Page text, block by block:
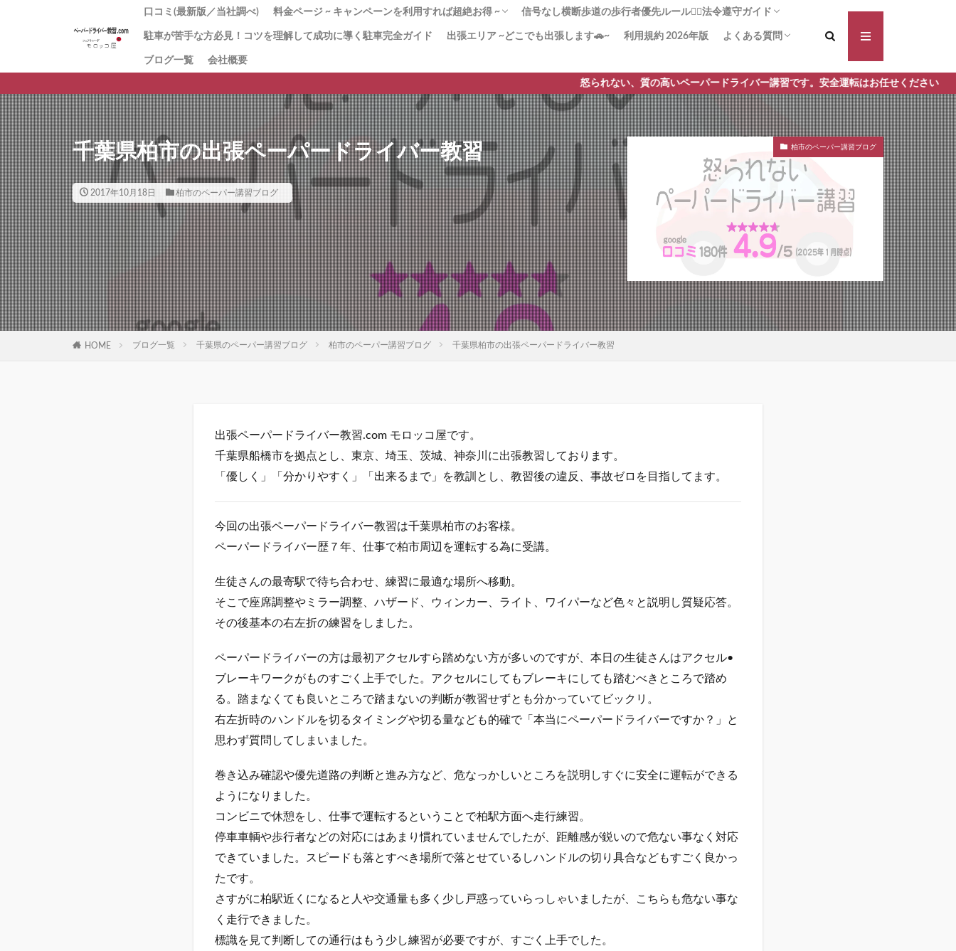
口コミ(最新版／当社調べ) 料金ページ ~ キャンペーンを利用すれば超絶お得 ~
1番人気！180分x３回パック 迷ったらこのプラン！
「とにかく安全運転」コース ペーパードライバー講
お試し120分のペーパードライバー講習
回数券１２（3時間x12回）教習所から学び直したい
「キャンペーン」で安く質の高いペーパードライバ
初心者講習 –免許取得1年以内–
値段の理由 なぜ高い!?ペーパードライバー講習
信号なし横断歩道の歩行者優先ルール🚶‍♀️法令遵守ガイド
[動画]みんなも止まれる横断歩道！啓発は力なり
より安全な歩行者優先方法：追突被害の可能性を減らす
横断歩道の安全対策【横断歩道+1】事故や違反の減少に
横断歩道に自転車→停止義務は!?安全に通行する安心ガイ
【38条2項】横断歩道と対向車側の渋滞🚗 一時停止義務
駐車が苦手な方必見！コツを理解して成功に導く駐車完全ガイド 出張エリア ~どこでも出張します🚗~ 利用規約 2026年版 よくある質問
認をしっかり予習！
るの？ ペーパードライバー講習 モロッコ屋
ブログ一覧 会社概要
怒られない、質の高いペーパードライバー講習です。安全運転はお任せください
千葉県柏市の出張ペーパードライバー教習
2017年10月18日 柏市のペーパー講習ブログ
柏市のペーパー講習ブログ
HOME ブログ一覧 千葉県のペーパー講習ブログ 柏市のペーパー講習ブログ 千葉県柏市の出張ペーパードライバー教習
出張ペーパードライバー教習.com モロッコ屋です。
千葉県船橋市を拠点とし、東京、埼玉、茨城、神奈川に出張教習しております。
「優しく」「分かりやすく」「出来るまで」を教訓とし、教習後の違反、事故ゼロを目指してます。
今回の出張ペーパードライバー教習は千葉県柏市のお客様。
ペーパードライバー歴７年、仕事で柏市周辺を運転する為に受講。
生徒さんの最寄駅で待ち合わせ、練習に最適な場所へ移動。
そこで座席調整やミラー調整、ハザード、ウィンカー、ライト、ワイパーなど色々と説明し質疑応答。
その後基本の右左折の練習をしました。
ペーパードライバーの方は最初アクセルすら踏めない方が多いのですが、本日の生徒さんはアクセル•
ブレーキワークがものすごく上手でした。アクセルにしてもブレーキにしても踏むべきところで踏め
る。踏まなくても良いところで踏まないの判断が教習せずとも分かっていてビックリ。
右左折時のハンドルを切るタイミングや切る量なども的確で「本当にペーパードライバーですか？」と
思わず質問してしまいました。
巻き込み確認や優先道路の判断と進み方など、危なっかしいところを説明しすぐに安全に運転ができる
ようになりました。
コンビニで休憩をし、仕事で運転するということで柏駅方面へ走行練習。
停車車輌や歩行者などの対応にはあまり慣れていませんでしたが、距離感が鋭いので危ない事なく対応
できていました。スピードも落とすべき場所で落とせているしハンドルの切り具合などもすごく良かっ
たです。
さすがに柏駅近くになると人や交通量も多く少し戸惑っていらっしゃいましたが、こちらも危ない事な
く走行できました。
標識を見て判断しての通行はもう少し練習が必要ですが、すごく上手でした。